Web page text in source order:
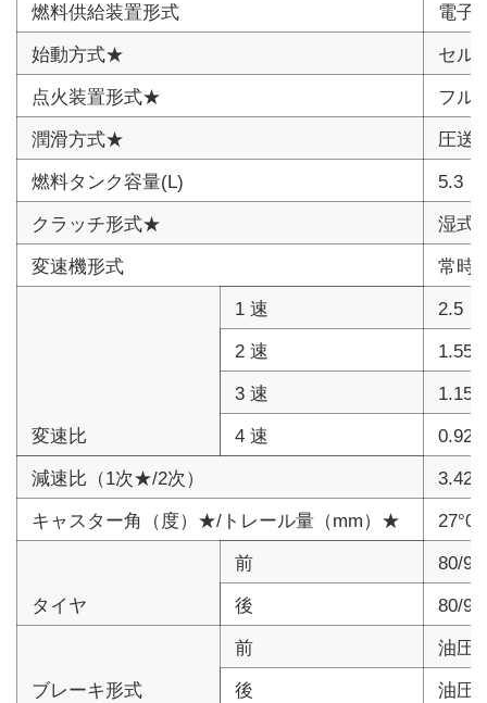
燃料供給装置形式
電子
始動方式★
セル
点火装置形式★
フル
潤滑方式★
圧送
燃料タンク容量(L)
5.3
クラッチ形式★
湿式
変速機形式
常時
変速比
1 速
2.5
2 速
1.55
3 速
1.15
4 速
0.923
減速比（1次★/2次）
キャスター角（度）★/トレール量（mm）★
タイヤ
前
80/
後
80/
ブレーキ形式
前
油圧
後
油圧